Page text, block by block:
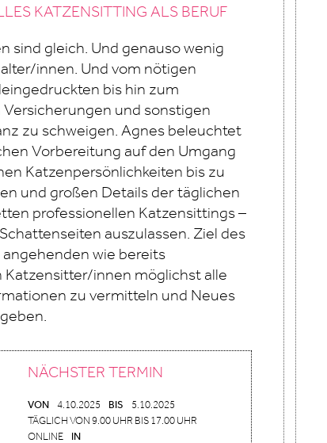
KATZENSITTING ALS BERUF
sind gleich. Und genauso wenig
innen. Und vom nötigen
bis hin zum
Versicherungen und sonstigen
zu schweigen. Agnes beleuchtet
Vorbereitung auf den Umgang
Katzenpersönlichkeiten bis zu
und großen Details der täglichen
professionellen Katzensittings –
auszulassen. Ziel des
angehenden wie bereits
Katzensitter/innen möglichst alle
zu vermitteln und Neues
NÄCHSTER TERMIN
VON 4.10.2025 BIS
5.10.2025
TÄGLICH VON 9.00 UHR BIS 17.00 UHR
ONLINE
IN